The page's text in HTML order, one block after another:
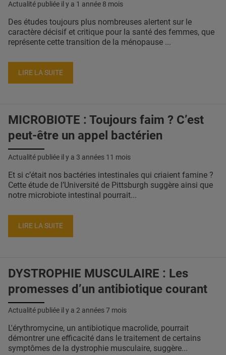
Actualité publiée il y a 1 année 8 mois
Des études toujours plus nombreuses alertent sur le
caractère décisif et critique pour la santé des femmes, que
représente cette transition de la ménopause ...
LIRE LA SUITE
MICROBIOTE : Toujours faim ? C’est
peut-être un appel bactérien
Actualité publiée il y a 3 années 11 mois
Et si c’était nos bactéries intestinales qui criaient famine ?
Cette étude de l’Université de Pittsburgh suggère ainsi que
notre microbiote intestinal pourrait...
LIRE LA SUITE
DYSTROPHIE MUSCULAIRE : Les
promesses d’un antibiotique courant
Actualité publiée il y a 2 années 7 mois
L'érythromycine, un antibiotique macrolide, pourrait
démontrer une efficacité dans le traitement de certains
symptômes de la dystrophie musculaire, suggère...